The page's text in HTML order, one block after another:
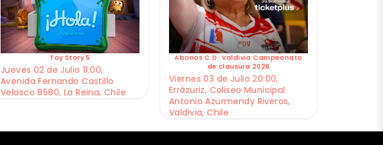
Toy Story 5
Jueves 02 de Julio 11:00,
Avenida Fernando Castillo
Velasco 8580, La Reina, Chile
Abonos C.D. Valdivia Campeonato
de clausura 2026
Viernes 03 de Julio 20:00,
Errázuriz, Coliseo Municipal
Antonio Azurmendy Riveros,
Valdivia, Chile